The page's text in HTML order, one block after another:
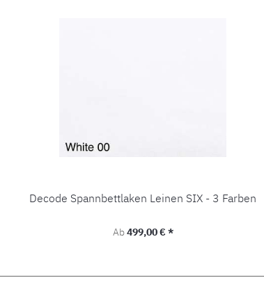
Decode Spannbettlaken Leinen SIX - 3 Farben
Regulärer Preis:
Ab499,00 € *